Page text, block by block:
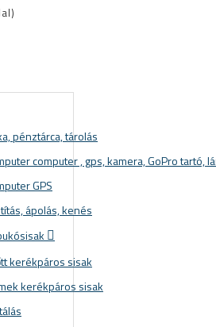
pénztárca, tárolás
computer , gps, kamera, GoPro tartó,
GPS
ápolás, kenés
kerékpáros sisak
kerékpáros sisak